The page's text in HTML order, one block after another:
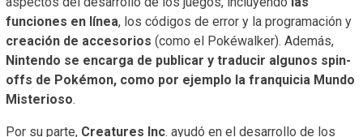
funciones en línea, los códigos de error y la programación y
creación de accesorios (como el Pokéwalker). Además,
Nintendo se encarga de publicar y traducir algunos spin-
offs de Pokémon, como por ejemplo la franquicia Mundo
Misterioso.
Por su parte, Creatures Inc. ayudó en el desarrollo de los